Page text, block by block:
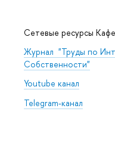
Сетевые ресурсы
Журнал "Труды по
Собственности"
Youtube канал
Telegram-канал